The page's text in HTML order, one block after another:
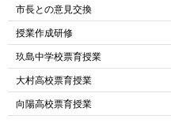
市長との意見交換
授業作成研修
玖島中学校票育授業
大村高校票育授業
向陽高校票育授業